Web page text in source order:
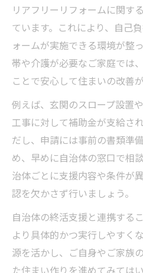
リアフリーリフォームに関す
ています。これにより、自己
ォームが実施できる環境が整
帯や介護が必要なご家庭では
ことで安心して住まいの改善
例えば、玄関のスロープ設置
工事に対して補助金が支給さ
だし、申請には事前の書類準
め、早めに自治体の窓口で相
治体ごとに支援内容や条件が
認を欠かさず行いましょう。
自治体の終活支援と連携する
より具体的かつ実行しやすく
源を活かし、ご自身やご家族